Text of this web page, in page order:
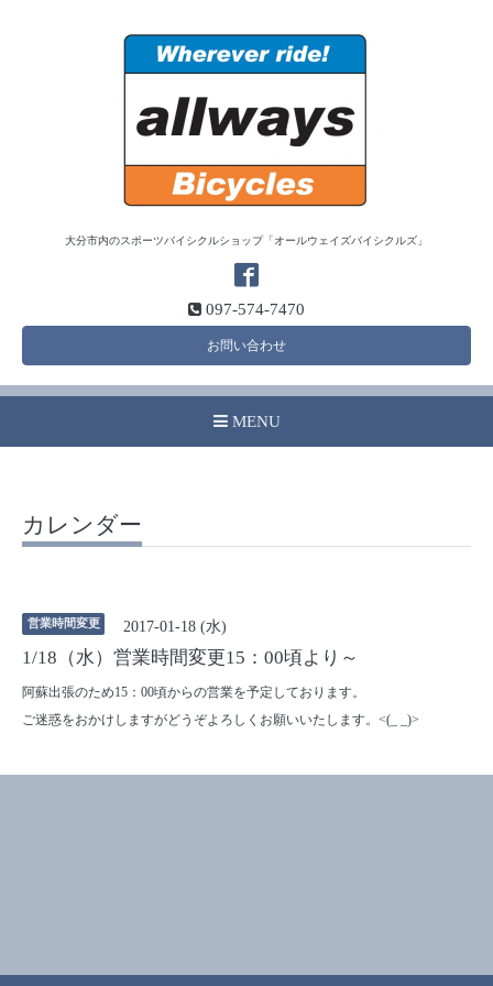
大分市内のスポーツバイシクルショップ「オールウェイズバイシクルズ」
097-574-7470
お問い合わせ
MENU
カレンダー
営業時間変更 2017-01-18 (水)
1/18（水）営業時間変更15：00頃より～
阿蘇出張のため15：00頃からの営業を予定しております。
ご迷惑をおかけしますがどうぞよろしくお願いいたします。<(_ _)>